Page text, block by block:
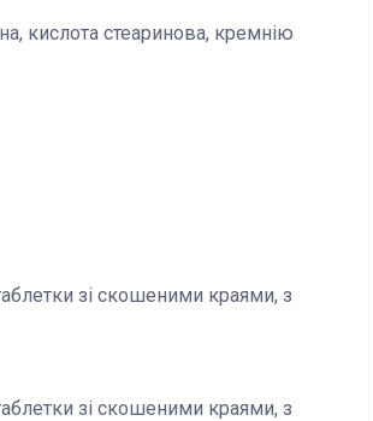
кислота стеаринова, кремнію
зі скошеними краями, з
зі скошеними краями, з